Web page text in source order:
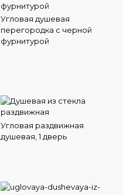
Угловая душевая
перегородка с черной
фурнитурой
Угловая раздвижная
душевая, 1 дверь